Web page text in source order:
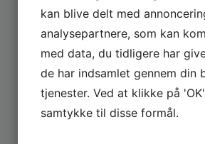
ANDRE
kan blive delt med
analysepartnere, som kan
med data, du tidligere har
de har indsamlet gennem din
tjenester. Ved at klikke på
samtykke til disse formål.